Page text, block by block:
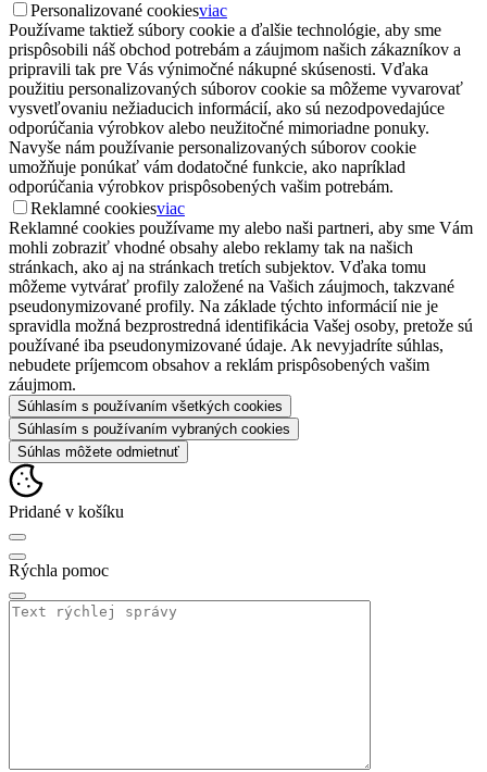
Personalizované cookiesviac
Používame taktiež súbory cookie a ďalšie technológie, aby sme
prispôsobili náš obchod potrebám a záujmom našich zákazníkov a
pripravili tak pre Vás výnimočné nákupné skúsenosti. Vďaka
použitiu personalizovaných súborov cookie sa môžeme vyvarovať
vysvetľovaniu nežiaducich informácií, ako sú nezodpovedajúce
odporúčania výrobkov alebo neužitočné mimoriadne ponuky.
Navyše nám používanie personalizovaných súborov cookie
umožňuje ponúkať vám dodatočné funkcie, ako napríklad
odporúčania výrobkov prispôsobených vašim potrebám.
Reklamné cookiesviac
Reklamné cookies používame my alebo naši partneri, aby sme Vám
mohli zobraziť vhodné obsahy alebo reklamy tak na našich
stránkach, ako aj na stránkach tretích subjektov. Vďaka tomu
môžeme vytvárať profily založené na Vašich záujmoch, takzvané
pseudonymizované profily. Na základe týchto informácií nie je
spravidla možná bezprostredná identifikácia Vašej osoby, pretože sú
používané iba pseudonymizované údaje. Ak nevyjadríte súhlas,
nebudete príjemcom obsahov a reklám prispôsobených vašim
záujmom.
Súhlasím s používaním všetkých cookies
Súhlasím s používaním vybraných cookies
Súhlas môžete odmietnuť
Pridané v košíku
Rýchla pomoc